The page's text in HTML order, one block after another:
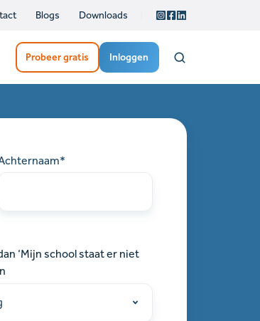
Blogs Downloads
Probeer gratis Inloggen
*
‘Mijn school staat er niet